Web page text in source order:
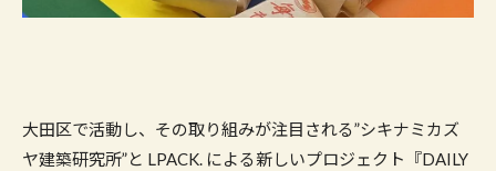
大田区で活動し、その取り組みが注目される”シキナミカズ
ヤ建築研究所”と LPACK. による新しいプロジェクト『DAILY